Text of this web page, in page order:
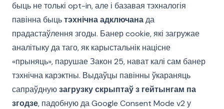
быць не толькі opt-in, але і базавая тэхналогія
павінна быцьтэхнічна адключанада
прадастаўлення згоды. Банер cookie, які загружае
аналітыку да таго, як карыстальнік націсне
«прыняць», парушае Закон 25, нават калі сам банер
тэхнічна карэктны. Выдаўцы павінны ўкараняць
сапраўднуюзагрузку скрыптаў з гейтынгам па
згодзе, падобную да Google Consent Mode v2 у